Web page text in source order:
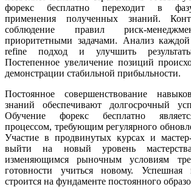
форекс бесплатно переходит в
применения полученных знаний.
соблюдение правил риск-
приоритетными задачами. Анализ
refine подход и улучшить
Постепенное увеличение позиций
демонстрации стабильной прибыльности.
Постоянное совершенствование
знаний обеспечивают долгосрочный
Обучение форекс бесплатно
процессом, требующим регулярного
Участие в продвинутых курсах и мастер-
выйти на новый уровень
изменяющимся рыночным условиям
готовности учиться новому. Успешная
строится на фундаменте постоянного